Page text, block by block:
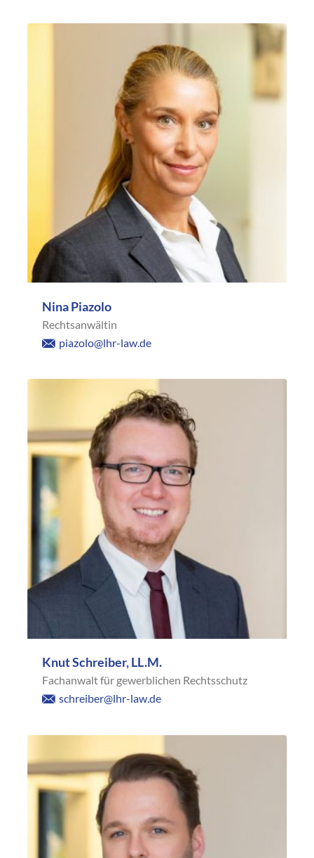
Nina Piazolo
Rechtsanwältin
piazolo@lhr-law.de
Knut Schreiber, LL.M.
Fachanwalt für gewerblichen Rechtsschutz
schreiber@lhr-law.de